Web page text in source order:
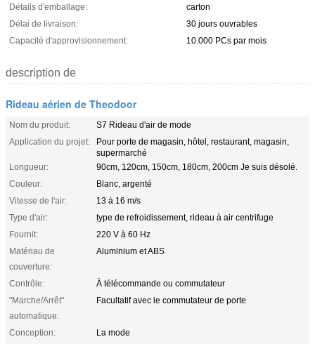
Détails d'emballage:
carton
Délai de livraison:
30 jours ouvrables
Capacité d'approvisionnement:
10.000 PCs par mois
description de
Rideau aérien de Theodoor
Nom du produit:
S7 Rideau d'air de mode
Application du projet:
Pour porte de magasin, hôtel, restaurant, magasin,
supermarché
Longueur:
90cm, 120cm, 150cm, 180cm, 200cm Je suis désolé.
Couleur:
Blanc, argenté
Vitesse de l'air:
13 à 16 m/s
Type d'air:
type de refroidissement, rideau à air centrifuge
Fournit:
220 V à 60 Hz
Matériau de
couverture:
Aluminium et ABS
Contrôle:
À télécommande ou commutateur
"Marche/Arrêt"
automatique:
Facultatif avec le commutateur de porte
Conception:
La mode